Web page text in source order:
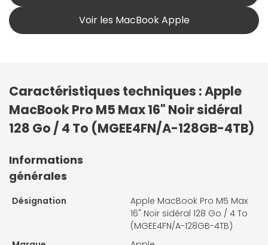
Voir les MacBook Apple
Caractéristiques techniques : Apple
MacBook Pro M5 Max 16" Noir sidéral
128 Go / 4 To (MGEE4FN/A-128GB-4TB)
Informations
générales
Désignation
Apple MacBook Pro M5 Max
16" Noir sidéral 128 Go / 4 To
(MGEE4FN/A-128GB-4TB)